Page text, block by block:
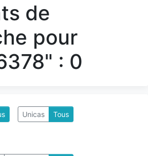
de
pour
: 0
Unicas Tous